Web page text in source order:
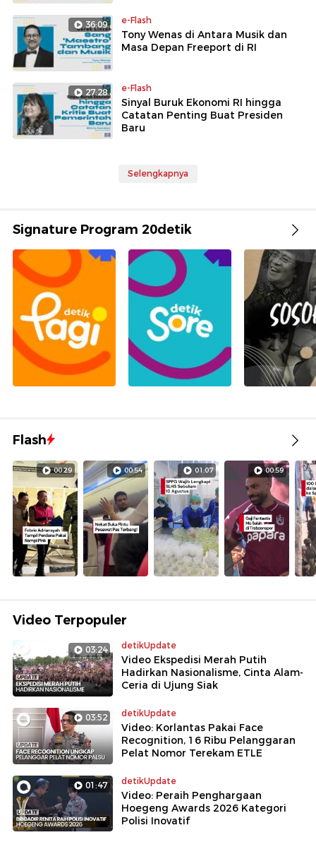
36:09 e-Flash
Tony Wenas di Antara Musik dan
Masa Depan Freeport di RI
27:28 e-Flash
Sinyal Buruk Ekonomi RI hingga
Catatan Penting Buat Presiden
Baru
Selengkapnya
Signature Program 20detik
Flash
00:29 00:54 01:07 00:59
Video Terpopuler
03:24 detikUpdate
Video Ekspedisi Merah Putih
Hadirkan Nasionalisme, Cinta Alam-
Ceria di Ujung Siak
03:52 detikUpdate
Video: Korlantas Pakai Face
Recognition, 16 Ribu Pelanggaran
Pelat Nomor Terekam ETLE
01:47 detikUpdate
Video: Peraih Penghargaan
Hoegeng Awards 2026 Kategori
Polisi Inovatif